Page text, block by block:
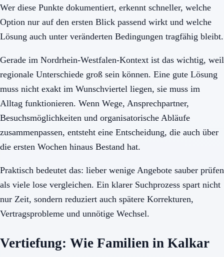
Wer diese Punkte dokumentiert, erkennt schneller, welche
Option nur auf den ersten Blick passend wirkt und welche
Lösung auch unter veränderten Bedingungen tragfähig bleibt.
Gerade im Nordrhein-Westfalen-Kontext ist das wichtig, weil
regionale Unterschiede groß sein können. Eine gute Lösung
muss nicht exakt im Wunschviertel liegen, sie muss im
Alltag funktionieren. Wenn Wege, Ansprechpartner,
Besuchsmöglichkeiten und organisatorische Abläufe
zusammenpassen, entsteht eine Entscheidung, die auch über
die ersten Wochen hinaus Bestand hat.
Praktisch bedeutet das: lieber wenige Angebote sauber prüfen
als viele lose vergleichen. Ein klarer Suchprozess spart nicht
nur Zeit, sondern reduziert auch spätere Korrekturen,
Vertragsprobleme und unnötige Wechsel.
Vertiefung: Wie Familien in Kalkar